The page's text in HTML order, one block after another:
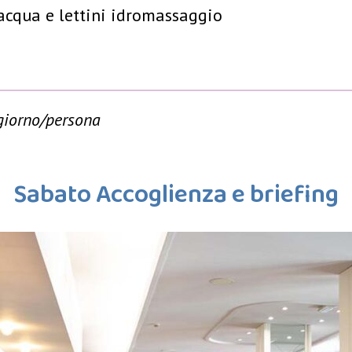
e lettini idromassaggio
persona
Sabato Accoglienza e briefing